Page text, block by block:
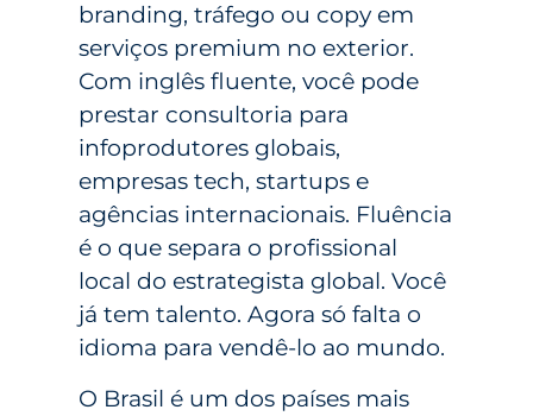
branding, tráfego ou copy em
serviços premium no exterior.
Com inglês fluente, você pode
prestar consultoria para
infoprodutores globais,
empresas tech, startups e
agências internacionais. Fluência
é o que separa o profissional
local do estrategista global. Você
já tem talento. Agora só falta o
idioma para vendê-lo ao mundo.
O Brasil é um dos países mais